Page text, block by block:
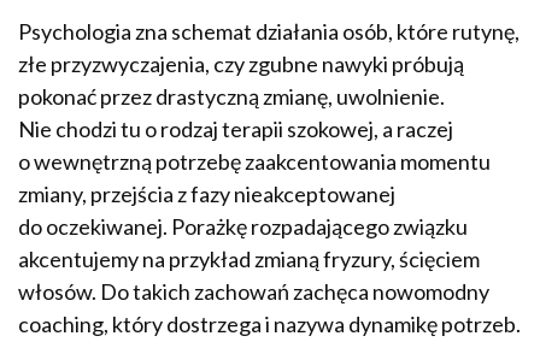
Psychologia zna schemat działania osób, które rutynę,
złe przyzwyczajenia, czy zgubne nawyki próbują
pokonać przez drastyczną zmianę, uwolnienie.
Nie chodzi tu o rodzaj terapii szokowej, a raczej
o wewnętrzną potrzebę zaakcentowania momentu
zmiany, przejścia z fazy nieakceptowanej
do oczekiwanej. Porażkę rozpadającego związku
akcentujemy na przykład zmianą fryzury, ścięciem
włosów. Do takich zachowań zachęca nowomodny
coaching, który dostrzega i nazywa dynamikę potrzeb.